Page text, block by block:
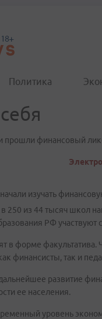
Политика
прошли финансовый
изучать
250 из 44 тысяч школ
РФ участвуют
в форме
финансисты, так и
развитие
ее населения.
уровень